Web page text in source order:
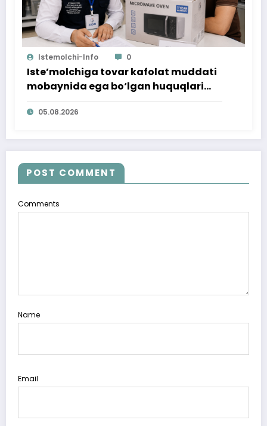
Istemolchi-Info 0
Iste’molchiga tovar kafolat muddati
mobaynida ega bo‘lgan huquqlari
ta’minlab berildi
05.08.2026
POST COMMENT
Comments
Name
Email